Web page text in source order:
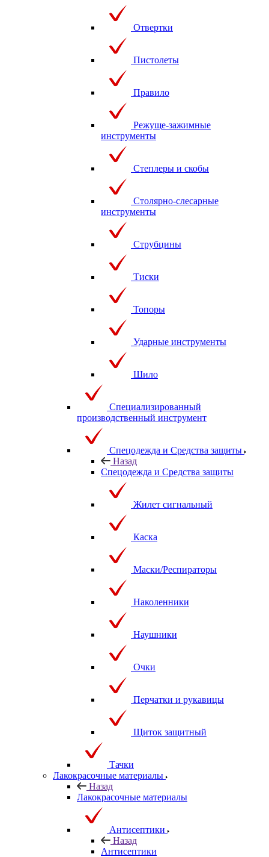
Отвертки
Пистолеты
Правило
Режуще-зажимные
инструменты
Степлеры и скобы
Столярно-слесарные
инструменты
Струбцины
Тиски
Топоры
Ударные инструменты
Шило
Специализированный
производственный инструмент
Спецодежда и Средства защиты
Назад
Спецодежда и Средства защиты
Жилет сигнальный
Каска
Маски/Респираторы
Наколенники
Наушники
Очки
Перчатки и рукавицы
Щиток защитный
Тачки
Лакокрасочные материалы
Назад
Лакокрасочные материалы
Антисептики
Назад
Антисептики